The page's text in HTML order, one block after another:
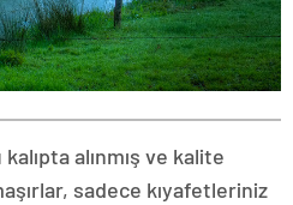
alınmış ve kalite
sadece kıyafetleriniz